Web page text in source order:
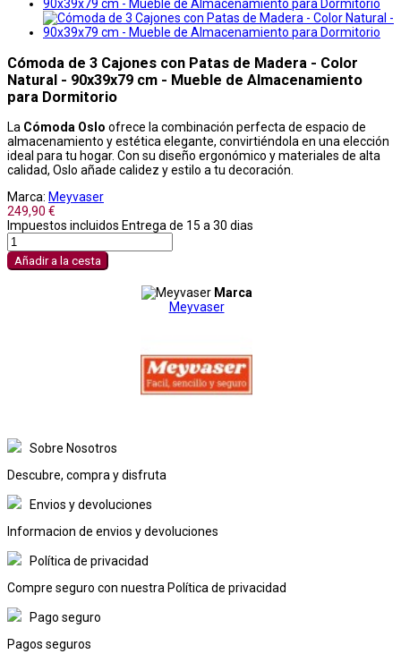
Cómoda de 3 Cajones con Patas de Madera - Color
Natural - 90x39x79 cm - Mueble de Almacenamiento
para Dormitorio
La Cómoda Oslo ofrece la combinación perfecta de espacio de
almacenamiento y estética elegante, convirtiéndola en una elección
ideal para tu hogar. Con su diseño ergonómico y materiales de alta
calidad, Oslo añade calidez y estilo a tu decoración.
Marca: Meyvaser
249,90 €
Impuestos incluidos Entrega de 15 a 30 dias
Añadir a la cesta
Marca
Meyvaser
Sobre Nosotros
Descubre, compra y disfruta
Envios y devoluciones
Informacion de envios y devoluciones
Política de privacidad
Compre seguro con nuestra Política de privacidad
Pago seguro
Pagos seguros